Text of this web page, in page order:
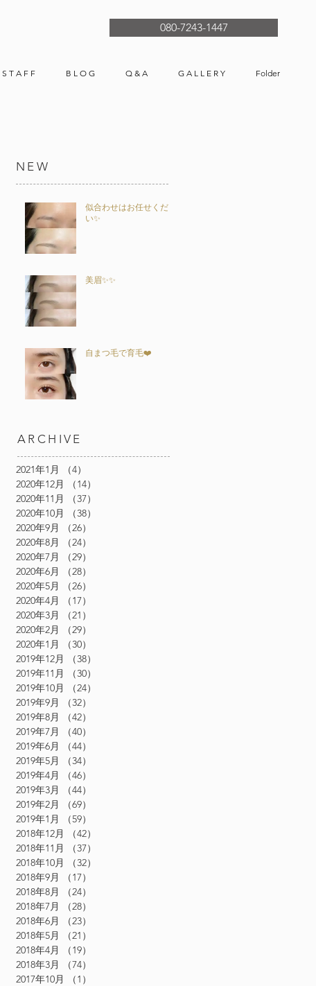
080-7243-1447
S T A F F B L O G Q & A G A L L E R Y Folder
NEW
似合わせはお任せくださ
い✨
美眉✨✨
自まつ毛で育毛❤️
ARCHIVE
2021年1月 （4）
2020年12月
（14）
2020年11月
（37）
2020年10月
（38）
2020年9月
（26）
2020年8月
（24）
2020年7月
（29）
2020年6月
（28）
2020年5月
（26）
2020年4月
（17）
2020年3月
（21）
2020年2月
（29）
2020年1月
（30）
2019年12月
（38）
2019年11月
（30）
2019年10月
（24）
2019年9月
（32）
2019年8月
（42）
2019年7月
（40）
2019年6月
（44）
2019年5月
（34）
2019年4月
（46）
2019年3月
（44）
2019年2月
（69）
2019年1月
（59）
2018年12月
（42）
2018年11月
（37）
2018年10月
（32）
2018年9月
（17）
2018年8月
（24）
2018年7月
（28）
2018年6月
（23）
2018年5月
（21）
2018年4月
（19）
2018年3月
（74）
2017年10月
（1）